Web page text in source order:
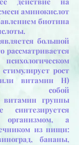
аминокислот
биотина
большой
рассматривается
рост
витамин Н)
собой
витамин группы
организмом, а
из пищи:
бананы,